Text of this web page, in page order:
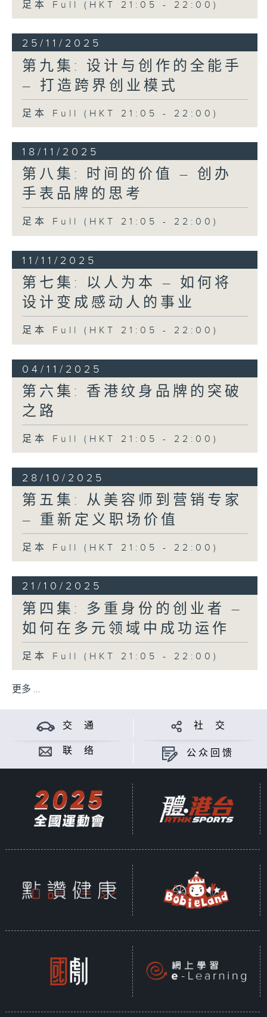
足本 Full (HKT 21:05 - 22:00)
25/11/2025
第九集: 设计与创作的全能手
– 打造跨界创业模式
足本 Full (HKT 21:05 - 22:00)
18/11/2025
第八集: 时间的价值 – 创办
手表品牌的思考
足本 Full (HKT 21:05 - 22:00)
11/11/2025
第七集: 以人为本 – 如何将
设计变成感动人的事业
足本 Full (HKT 21:05 - 22:00)
04/11/2025
第六集: 香港纹身品牌的突破
之路
足本 Full (HKT 21:05 - 22:00)
28/10/2025
第五集: 从美容师到营销专家
– 重新定义职场价值
足本 Full (HKT 21:05 - 22:00)
21/10/2025
第四集: 多重身份的创业者 –
如何在多元领域中成功运作
足本 Full (HKT 21:05 - 22:00)
更多 ...
交 通 社 交
联 络 公众回馈